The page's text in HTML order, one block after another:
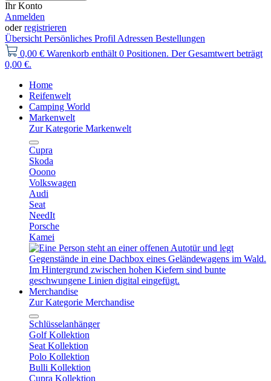
Ihr Konto
Anmelden
oderregistrieren
Übersicht Persönliches Profil Adressen Bestellungen
0,00 € Warenkorb enthält 0 Positionen. Der Gesamtwert beträgt
0,00 €.
Home
Reifenwelt
Camping World
Markenwelt
Zur Kategorie Markenwelt
Cupra
Skoda
Ooono
Volkswagen
Audi
Seat
NeedIt
Porsche
Kamei
Merchandise
Zur Kategorie Merchandise
Schlüsselanhänger
Golf Kollektion
Seat Kollektion
Polo Kollektion
Bulli Kollektion
Cupra Kollektion